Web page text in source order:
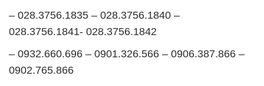
– 028.3756.1835 – 028.3756.1840 –
028.3756.1841- 028.3756.1842
– 0932.660.696 – 0901.326.566 – 0906.387.866 –
0902.765.866